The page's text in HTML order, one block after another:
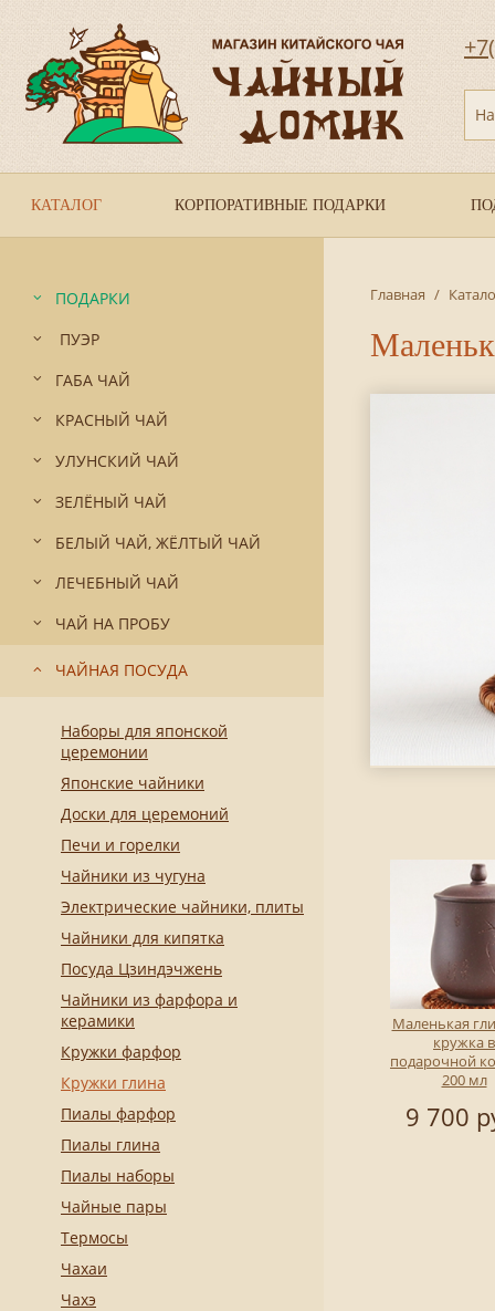
КАТАЛОГ КОРПОРАТИВНЫЕ ПОДАРКИ
ПОДАРКИ
ПУЭР
ГАБА ЧАЙ
КРАСНЫЙ ЧАЙ
УЛУНСКИЙ ЧАЙ
ЗЕЛЁНЫЙ ЧАЙ
БЕЛЫЙ ЧАЙ, ЖЁЛТЫЙ ЧАЙ
ЛЕЧЕБНЫЙ ЧАЙ
ЧАЙ НА ПРОБУ
ЧАЙНАЯ ПОСУДА
Наборы для японской
церемонии
Японские чайники
Доски для церемоний
Печи и горелки
Чайники из чугуна
Электрические чайники, плиты
Чайники для кипятка
Посуда Цзиндэчжень
Чайники из фарфора и
керамики
Кружки фарфор
Кружки глина
Пиалы фарфор
Пиалы глина
Пиалы наборы
Чайные пары
Термосы
Чахаи
Чахэ
Главная /
Маленькая
кружка в
подарочной
200 мл
9 700